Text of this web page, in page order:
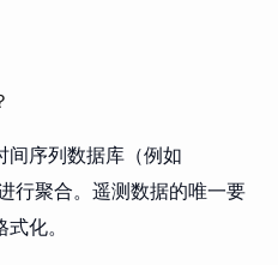
间序列数据库（例如
行聚合。遥测数据的唯一要
化。